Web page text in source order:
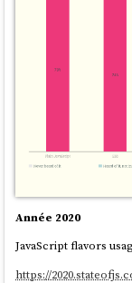
Année 2020
JavaScript flavors
https://